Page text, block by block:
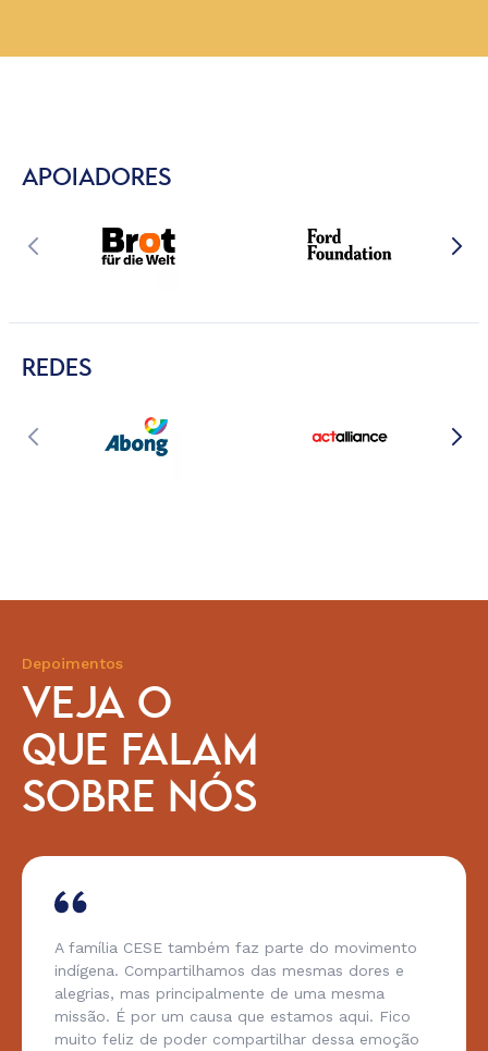
APOIADORES
REDES
Depoimentos
VEJA O
QUE FALAM
SOBRE NÓS
A família CESE também faz parte do movimento
indígena. Compartilhamos das mesmas dores e
alegrias, mas principalmente de uma mesma
missão. É por um causa que estamos aqui. Fico
muito feliz de poder compartilhar dessa emoção